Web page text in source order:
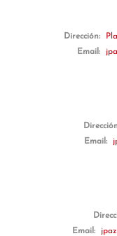
Dirección:
Email:
Email:
Email: